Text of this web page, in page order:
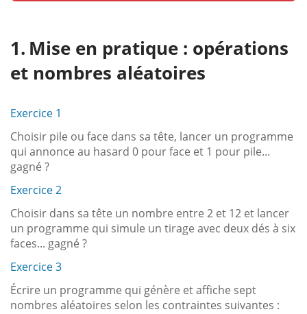
Mise en pratique : opérations
et nombres aléatoires
Exercice 1
Choisir pile ou face dans sa tête, lancer un programme
qui annonce au hasard 0 pour face et 1 pour pile...
gagné ?
Exercice 2
Choisir dans sa tête un nombre entre 2 et 12 et lancer
un programme qui simule un tirage avec deux dés à six
faces... gagné ?
Exercice 3
Écrire un programme qui génère et affiche sept
nombres aléatoires selon les contraintes suivantes :